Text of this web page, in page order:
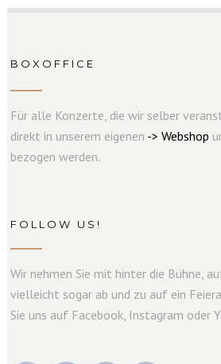
BOXOFFICE
Für alle Konzerte, die wir selber
direkt in unserem eigenen ->Webshop
bezogen werden.
FOLLOW US!
Wir nehmen Sie mit hinter die Bühne,
vielleicht sogar ab und zu auf ein
Sie uns auf Facebook, Instagram oder